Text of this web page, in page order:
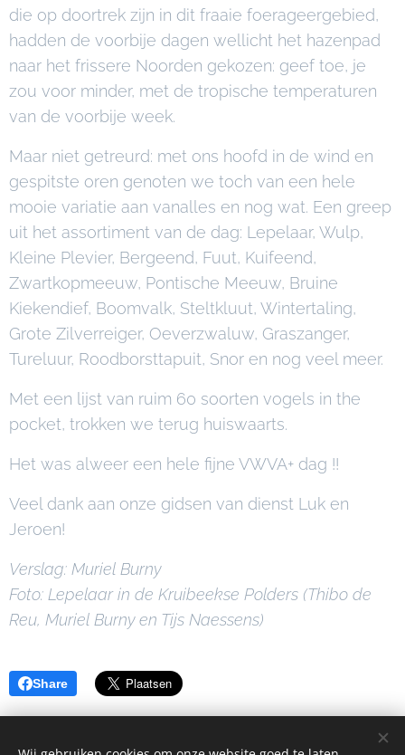
die op doortrek zijn in dit fraaie foerageergebied,
hadden de voorbije dagen wellicht het hazenpad
naar het frissere Noorden gekozen: geef toe, je
zou voor minder, met de tropische temperaturen
van de voorbije week.
Maar niet getreurd: met ons hoofd in de wind en
gespitste oren genoten we toch van een hele
mooie variatie aan vanalles en nog wat. Een greep
uit het assortiment van de dag: Lepelaar, Wulp,
Kleine Plevier, Bergeend, Fuut, Kuifeend,
Zwartkopmeeuw, Pontische Meeuw, Bruine
Kiekendief, Boomvalk, Steltkluut, Wintertaling,
Grote Zilverreiger, Oeverzwaluw, Graszanger,
Tureluur, Roodborsttapuit, Snor en nog veel meer.
Met een lijst van ruim 60 soorten vogels in the
pocket, trokken we terug huiswaarts.
Het was alweer een hele fijne VWVA+ dag !!
Veel dank aan onze gidsen van dienst Luk en
Jeroen!
Verslag: Muriel Burny
Foto: Lepelaar in de Kruibeekse Polders (Thibo de
Reu, Muriel Burny en Tijs Naessens)
Share